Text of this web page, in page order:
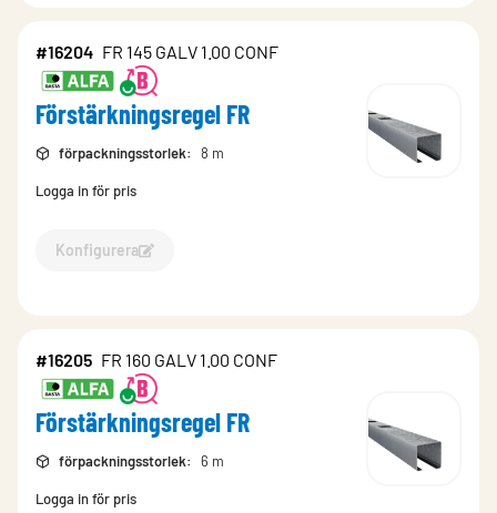
#16204 FR 145 GALV 1.00 CONF
Förstärkningsregel FR
förpackningsstorlek: 8 m
Logga in för pris
Konfigurera
Konfigurera Förstärkningsregel FR-16204
#16205 FR 160 GALV 1.00 CONF
Förstärkningsregel FR
förpackningsstorlek: 6 m
Logga in för pris